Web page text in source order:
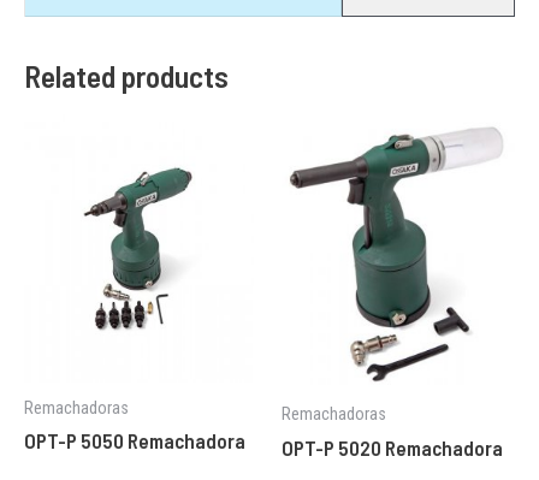
Related products
Remachadoras
OPT-P 5050 Remachadora
Remachadoras
OPT-P 5020 Remachadora